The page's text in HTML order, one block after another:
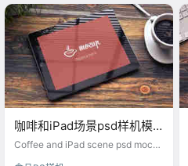
咖啡和iPad场景psd样机模
型
Coffee and iPad scene psd mocku